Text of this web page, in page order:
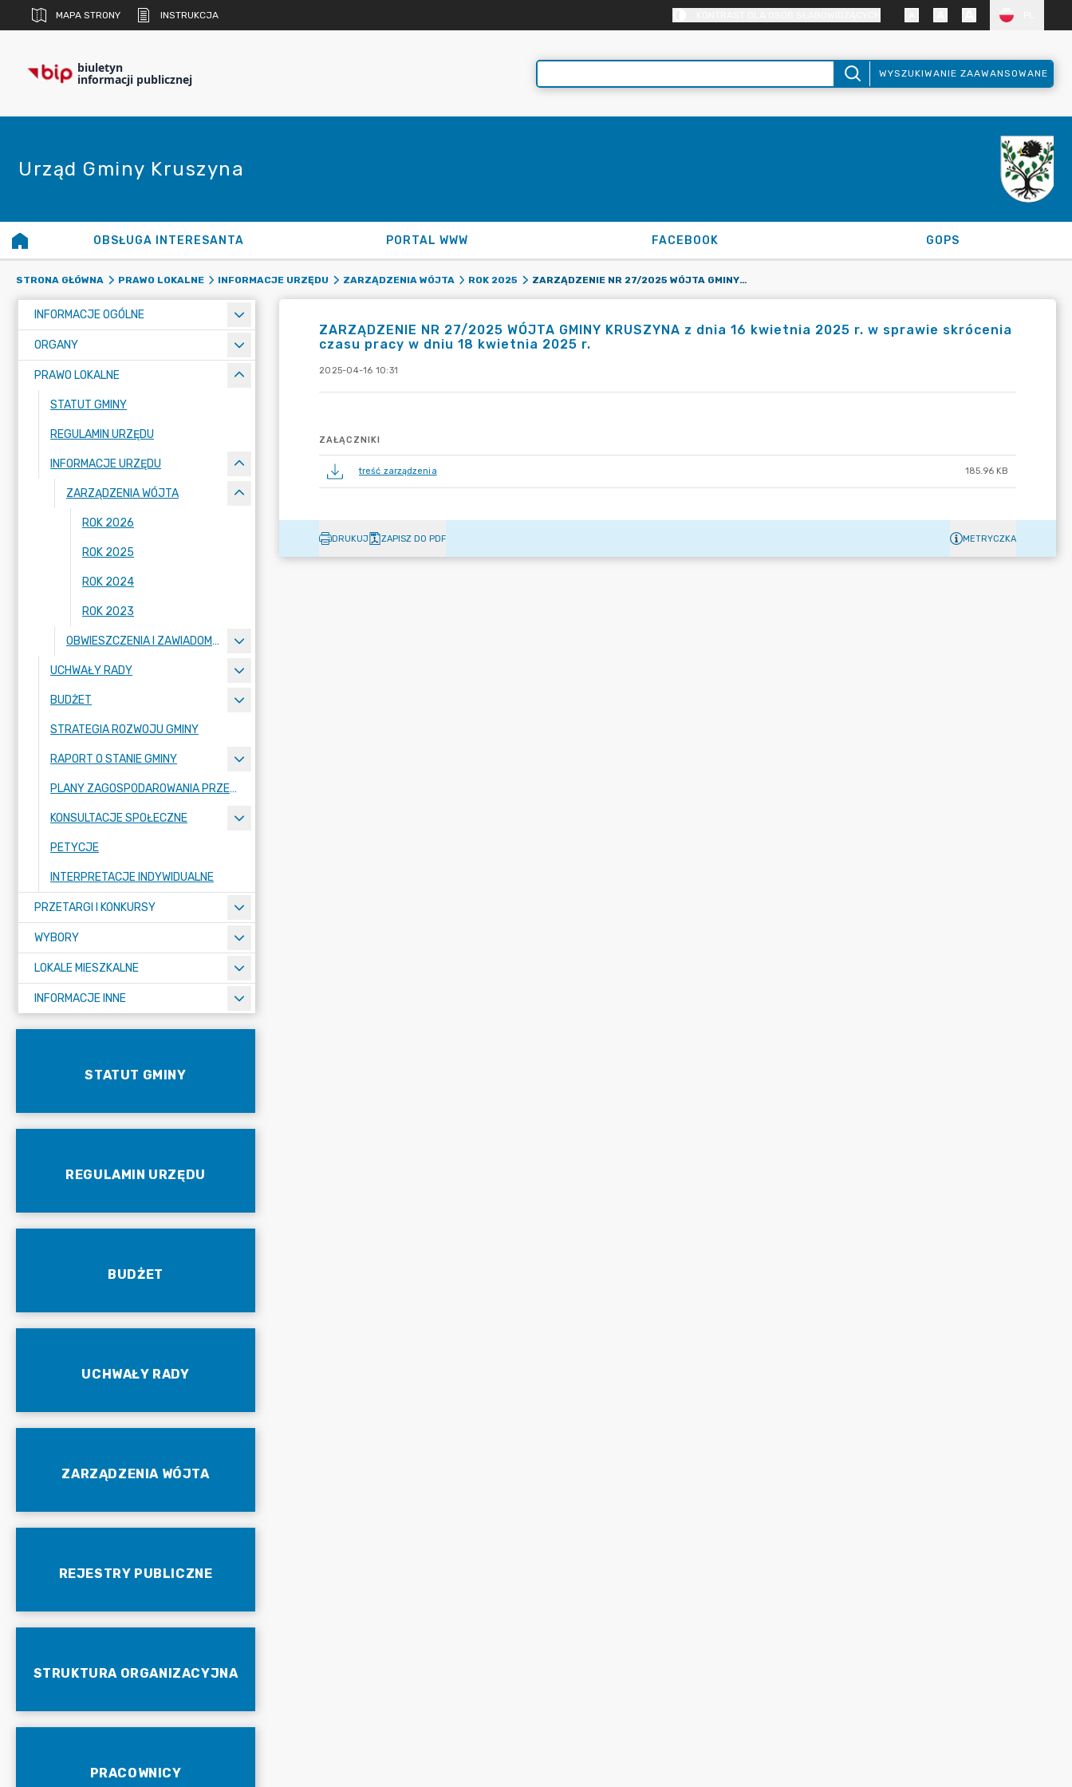
MAPA STRONY INSTRUKCJA
biuletyn
informacji publicznej WYSZUKIWANIE ZAAWANSOWANE
Urząd Gminy Kruszyna
OBSŁUGA INTERESANTA PORTAL WWW FACEBOOK GOPS
STRONA GŁÓWNA PRAWO LOKALNE INFORMACJE URZĘDU ZARZĄDZENIA WÓJTA ROK 2025 ZARZĄDZENIE NR 27/2025 WÓJTA GMINY KRUSZYNA Z DNIA 16 KWIETNIA 2025 R. W SPRAWIE SKRÓCENIA CZASU PRACY W DNIU 18 KWIETNIA 2025 R.
INFORMACJE OGÓLNE
ORGANY
PRAWO LOKALNE
STATUT GMINY
REGULAMIN URZĘDU
INFORMACJE URZĘDU
ZARZĄDZENIA WÓJTA
ROK 2026
ROK 2025
ROK 2024
ROK 2023
OBWIESZCZENIA I ZAWIADOMIENIA
UCHWAŁY RADY
BUDŻET
STRATEGIA ROZWOJU GMINY
RAPORT O STANIE GMINY
PLANY ZAGOSPODAROWANIA PRZESTRZENNEGO
KONSULTACJE SPOŁECZNE
PETYCJE
INTERPRETACJE INDYWIDUALNE
PRZETARGI I KONKURSY
WYBORY
LOKALE MIESZKALNE
INFORMACJE INNE
STATUT GMINY
REGULAMIN URZĘDU
BUDŻET
UCHWAŁY RADY
ZARZĄDZENIA WÓJTA
REJESTRY PUBLICZNE
STRUKTURA ORGANIZACYJNA
PRACOWNICY
ZARZĄDZENIE NR 27/2025 WÓJTA GMINY KRUSZYNA z dnia 16 kwietnia 2025 r. w sprawie skrócenia
czasu pracy w dniu 18 kwietnia 2025 r.
2025-04-16 10:31
ZAŁĄCZNIKI
treść zarządzenia 185.96 KB
DRUKUJ ZAPISZ DO PDF METRYCZKA